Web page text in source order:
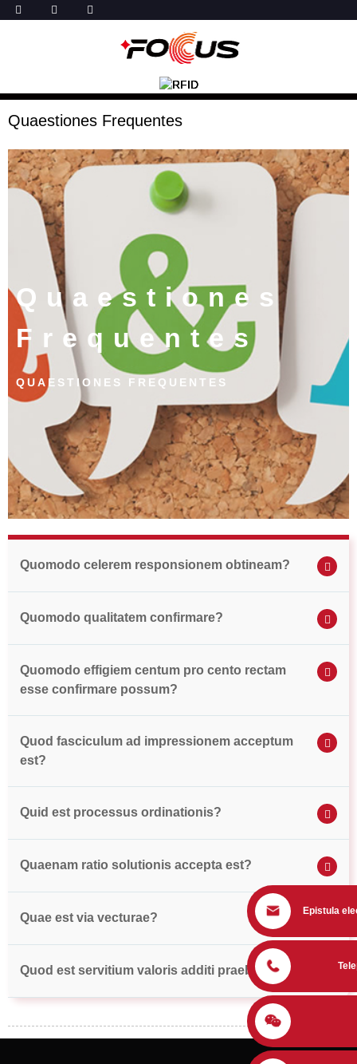
Quaestiones Frequentes
Quaestiones
Frequentes
QUAESTIONES FREQUENTES
Quomodo celerem responsionem obtineam?
Quomodo qualitatem confirmare?
Quomodo effigiem centum pro cento rectam
esse confirmare possum?
Quod fasciculum ad impressionem acceptum
est?
Quid est processus ordinationis?
Quaenam ratio solutionis accepta est?
Quae est via vecturae?
Quod est servitium valoris additi praebitum?
Epistula